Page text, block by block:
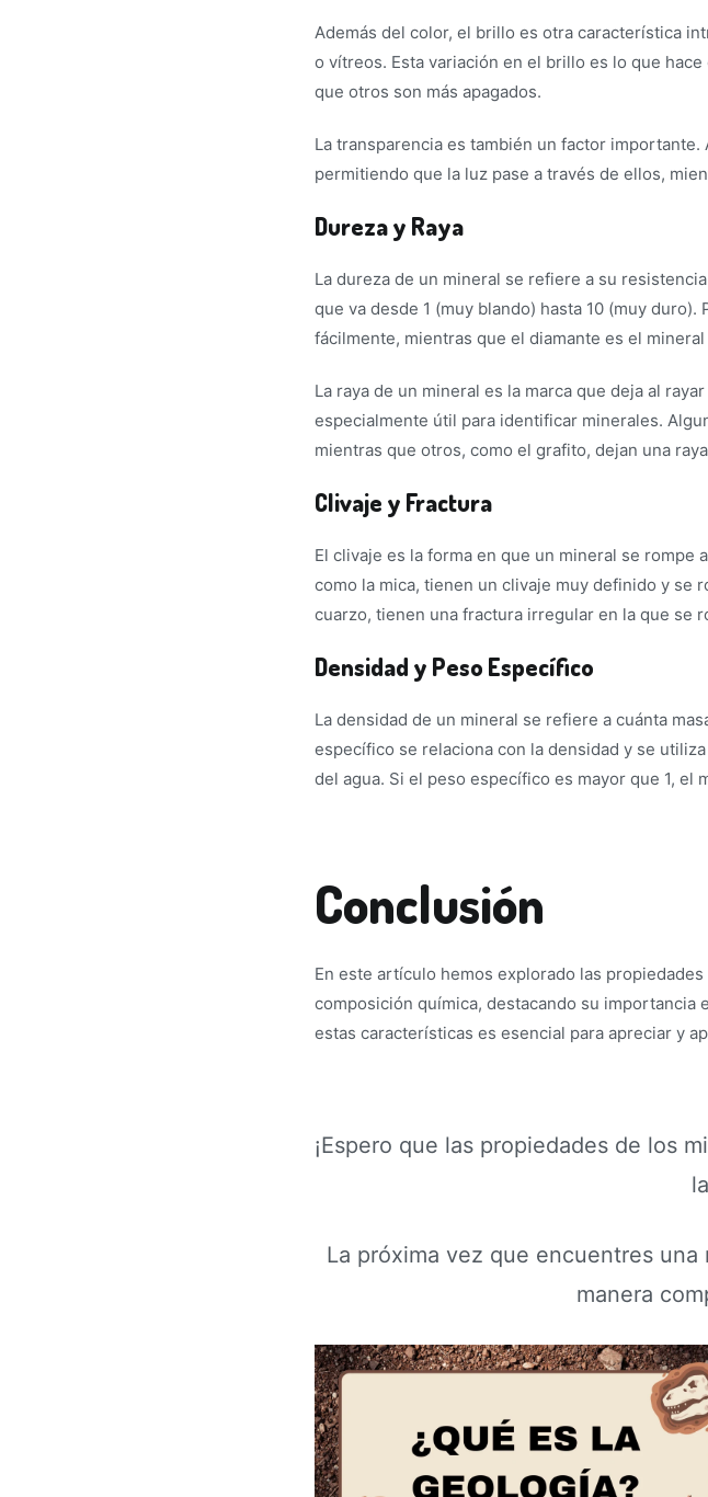
Además del color, el brillo es otra característica
o vítreos. Esta variación en el brillo es lo que
que otros son más apagados.
La transparencia es también un factor
permitiendo que la luz pase a través de ellos,
Dureza y Raya
La dureza de un mineral se refiere a su
que va desde 1 (muy blando) hasta 10 (muy
fácilmente, mientras que el diamante es el
La raya de un mineral es la marca que deja al
especialmente útil para identificar minerales.
mientras que otros, como el grafito, dejan una
Clivaje y Fractura
El clivaje es la forma en que un mineral se
como la mica, tienen un clivaje muy definido y se
cuarzo, tienen una fractura irregular en la que se
Densidad y Peso Específico
La densidad de un mineral se refiere a cuánta
específico se relaciona con la densidad y se
del agua. Si el peso específico es mayor que 1, el
Conclusión
En este artículo hemos explorado las
composición química, destacando su importancia
estas características es esencial para apreciar y
¡Espero que las propiedades de los
La próxima vez que encuentres
manera